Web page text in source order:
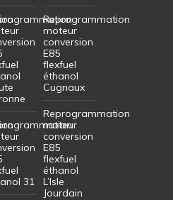
31
Reprogrammation
moteur
conversion
E85
flexfuel
éthanol
Cugnaux
Reprogrammation
moteur
conversion
E85
flexfuel
éthanol
L’Isle
Jourdain